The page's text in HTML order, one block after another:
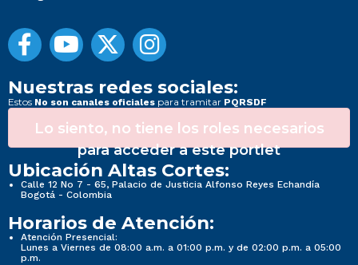
Nuestras redes sociales:
Estos No son canales oficiales para tramitar PQRSDF
Lo siento, no tiene los roles necesarios
para acceder a este portlet
Ubicación Altas Cortes:
Calle 12 No 7 - 65, Palacio de Justicia Alfonso Reyes Echandía
Bogotá - Colombia
Horarios de Atención:
Atención Presencial:
Lunes a Viernes de 08:00 a.m. a 01:00 p.m. y de 02:00 p.m. a 05:00
p.m.